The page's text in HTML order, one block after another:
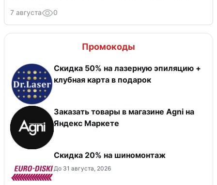
7 августа 0
Промокоды
Скидка 50% на лазерную эпиляцию +
клубная карта в подарок
Заказать товары в магазине Agni на
Яндекс Маркете
Скидка 20% на шиномонтаж
До 31 августа, 2026